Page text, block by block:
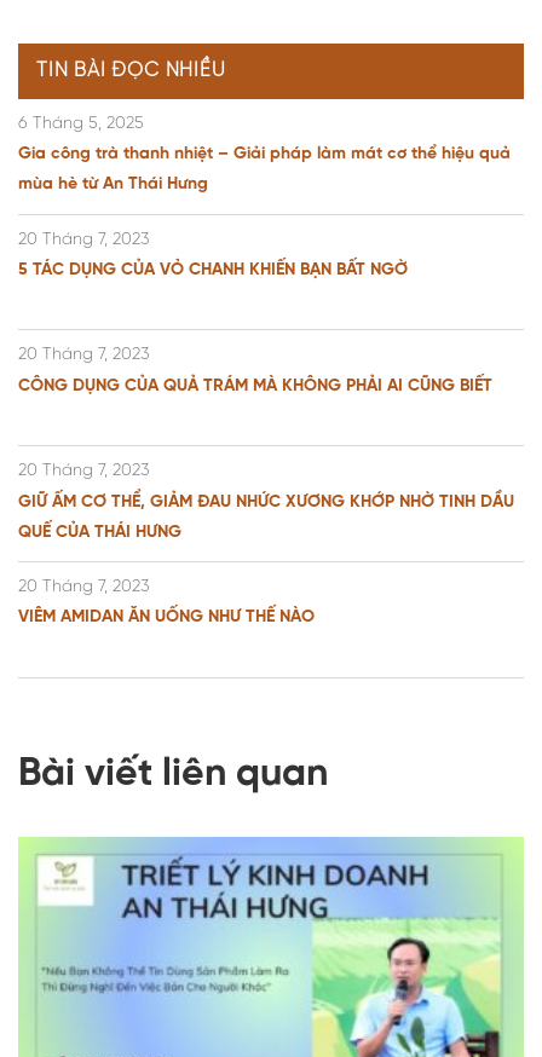
TIN BÀI ĐỌC NHIỀU
Gia công trà thanh nhiệt – Giải pháp làm mát cơ thể hiệu quả
mùa hè từ An Thái Hưng
6 Tháng 5, 2025
5 TÁC DỤNG CỦA VỎ CHANH KHIẾN BẠN BẤT NGỜ
20 Tháng 7, 2023
CÔNG DỤNG CỦA QUẢ TRÁM MÀ KHÔNG PHẢI AI CŨNG BIẾT
20 Tháng 7, 2023
GIỮ ẤM CƠ THỂ, GIẢM ĐAU NHỨC XƯƠNG KHỚP NHỜ TINH DẦU
QUẾ CỦA THÁI HƯNG
20 Tháng 7, 2023
VIÊM AMIDAN ĂN UỐNG NHƯ THẾ NÀO
20 Tháng 7, 2023
Bài viết liên quan